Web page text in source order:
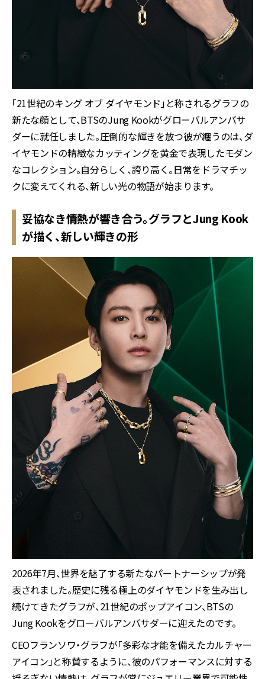
「21世紀のキング オブ ダイヤモンド」と称されるグラフの
新たな顔として、BTSのJung Kookがグローバルアンバサ
ダーに就任しました。圧倒的な輝きを放つ彼が纏うのは、ダ
イヤモンドの精緻なカッティングを黄金で表現したモダン
なコレクション。自分らしく、誇り高く。日常をドラマチッ
クに変えてくれる、新しい光の物語が始まります。
妥協なき情熱が響き合う。グラフとJung Kook
が描く、新しい輝きの形
2026年7月、世界を魅了する新たなパートナーシップが発
表されました。歴史に残る極上のダイヤモンドを生み出し
続けてきたグラフが、21世紀のポップアイコン、BTSの
Jung Kookをグローバルアンバサダーに迎えたのです。
CEOフランソワ・グラフが「多彩な才能を備えたカルチャー
アイコン」と称賛するように、彼のパフォーマンスに対する